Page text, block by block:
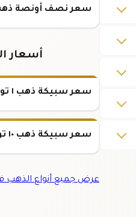
سعر نصف أونصة ذهب
أسعار
سعر سبيكة ذهب ١ تولة عيار ٢٤
سعر سبيكة ذهب ١٠ تولة عيار ٢٤
عرض جميع أنواع الذهب